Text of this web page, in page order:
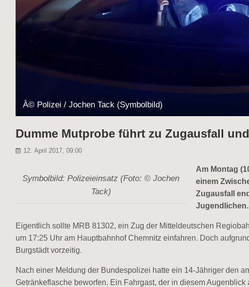
Â© Polizei / Jochen Tack (Symbolbild)
Dumme Mutprobe führt zu Zugausfall
12. April 2017, 09:00
Symbolbild: Polizeieinsatz (Foto: © Jochen
Tack)
Am Montag
einem
Zugausfall
Jugendlichen.
Eigentlich sollte MRB 81302, ein Zug der Mitteldeutschen
um 17:25 Uhr am Hauptbahnhof Chemnitz einfahren. Doch
Burgstädt vorzeitig.
Nach einer Meldung der Bundespolizei hatte ein 14-Jähriger den
Getränkeflasche beworfen. Ein Fahrgast, der in diesem